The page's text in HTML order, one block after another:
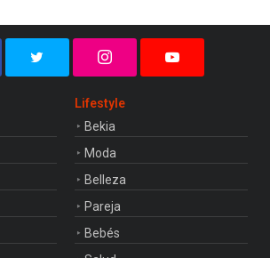
Lifestyle
Bekia
Moda
Belleza
Pareja
Bebés